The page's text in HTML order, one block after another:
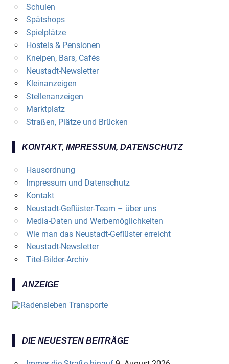
Schulen
Spätshops
Spielplätze
Hostels & Pensionen
Kneipen, Bars, Cafés
Neustadt-Newsletter
Kleinanzeigen
Stellenanzeigen
Marktplatz
Straßen, Plätze und Brücken
KONTAKT, IMPRESSUM, DATENSCHUTZ
Hausordnung
Impressum und Datenschutz
Kontakt
Neustadt-Geflüster-Team – über uns
Media-Daten und Werbemöglichkeiten
Wie man das Neustadt-Geflüster erreicht
Neustadt-Newsletter
Titel-Bilder-Archiv
ANZEIGE
DIE NEUESTEN BEITRÄGE